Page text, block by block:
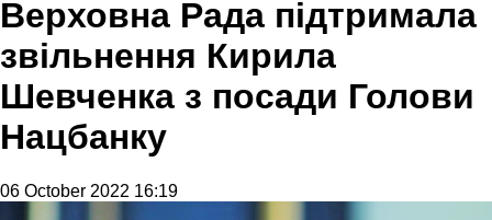
Верховна Рада підтримала
звільнення Кирила
Шевченка з посади Голови
Нацбанку
06 October 2022 16:19